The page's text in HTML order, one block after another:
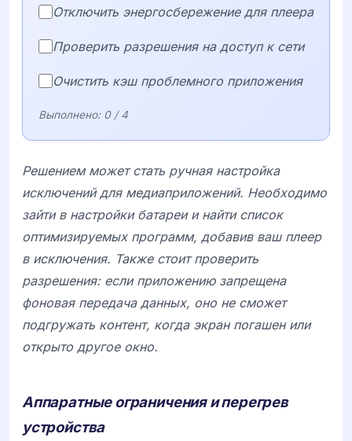
Отключить энергосбережение для плеера
Проверить разрешения на доступ к сети
Очистить кэш проблемного приложения
Выполнено: 0/ 4
Решением может стать ручная настройка
исключений для медиаприложений. Необходимо
зайти в настройки батареи и найти список
оптимизируемых программ, добавив ваш плеер
в исключения. Также стоит проверить
разрешения: если приложению запрещена
фоновая передача данных, оно не сможет
подгружать контент, когда экран погашен или
открыто другое окно.
Аппаратные ограничения и перегрев
устройства